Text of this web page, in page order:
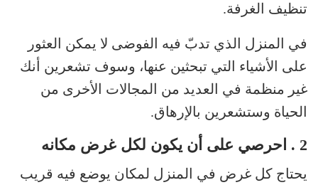
تنظيف الغرفة.
في المنزل الذي تدبّ فيه الفوضى لا يمكن العثور
على الأشياء التي تبحثين عنها، وسوف تشعرين أنك
غير منظمة في العديد من المجالات الأخرى من
الحياة وستشعرين بالإرهاق.
2 . احرصي على أن يكون لكل غرض مكانه
يحتاج كل غرض في المنزل لمكان يوضع فيه قريب